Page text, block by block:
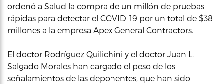
ordenó a Salud la compra de un millón de pruebas
rápidas para detectar el COVID-19 por un total de $38
millones a la empresa Apex General Contractors.
El doctor Rodríguez Quilichini y el doctor Juan L.
Salgado Morales han cargado el peso de los
señalamientos de las deponentes, que han sido